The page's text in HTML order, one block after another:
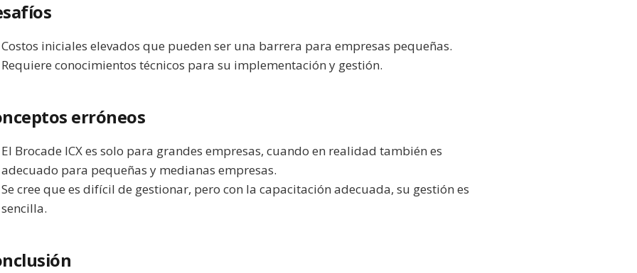
Costos iniciales elevados que pueden ser una barrera para empresas pequeñas.
Requiere conocimientos técnicos para su implementación y gestión.
erróneos
El Brocade ICX es solo para grandes empresas, cuando en realidad también es
adecuado para pequeñas y medianas empresas.
Se cree que es difícil de gestionar, pero con la capacitación adecuada, su gestión es
sencilla.